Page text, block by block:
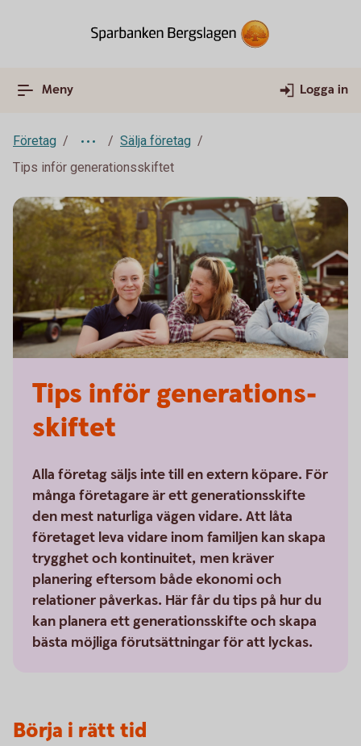
Meny Logga in
Företag
Sälja företag
Tips inför generationsskiftet
Tips inför generations­
skiftet
Alla företag säljs inte till en extern köpare. För
många företagare är ett generationsskifte
den mest naturliga vägen vidare. Att låta
företaget leva vidare inom familjen kan skapa
trygghet och kontinuitet, men kräver
planering eftersom både ekonomi och
relationer påverkas. Här får du tips på hur du
kan planera ett generationsskifte och skapa
bästa möjliga förutsättningar för att lyckas.
Börja i rätt tid